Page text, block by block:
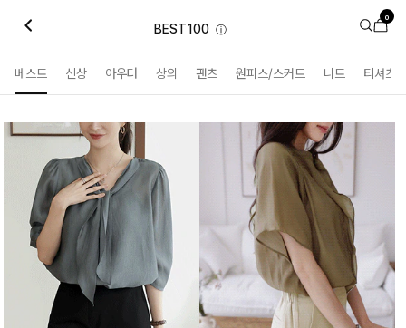
BEST100 ⓘ
0
베스트 신상 아우터 상의 팬츠 원피스/스커트 니트 티셔츠